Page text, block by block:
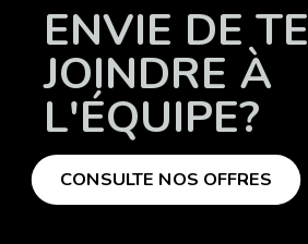
ENVIE DE TE
JOINDRE À
L'ÉQUIPE?
CONSULTE NOS OFFRES